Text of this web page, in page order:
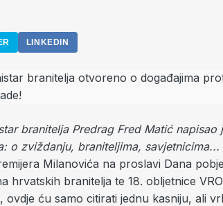
LINKEDIN
branitelja Predrag Fred Matić napisao
o zviždanju, braniteljima, savjetnicima...
Milanovića na proslavi Dana
hrvatskih branitelja te 18. obljetnice
ovdje ću samo citirati jednu kasniju, ali